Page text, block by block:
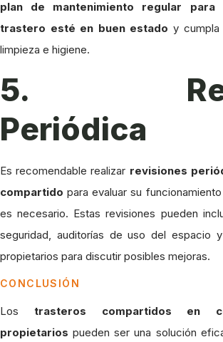
plan de mantenimiento regular
trastero esté en buen estado y
limpieza e higiene.
5.
Periódica
Es recomendable realizar revisiones
compartido para evaluar su
es necesario. Estas revisiones pueden
seguridad, auditorías de uso del espacio
propietarios para discutir posibles mejoras.
CONCLUSIÓN
Los trasteros compartidos en
propietarios pueden ser una solución